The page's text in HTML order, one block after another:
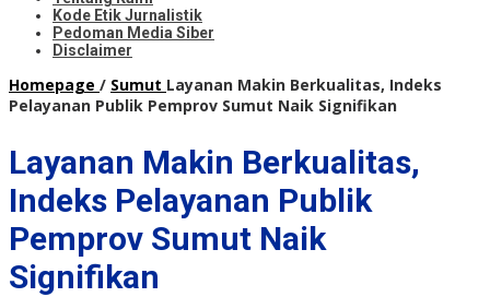
Kode Etik Jurnalistik
Pedoman Media Siber
Disclaimer
Homepage / Sumut Layanan Makin Berkualitas, Indeks
Pelayanan Publik Pemprov Sumut Naik Signifikan
Layanan Makin Berkualitas,
Indeks Pelayanan Publik
Pemprov Sumut Naik
Signifikan